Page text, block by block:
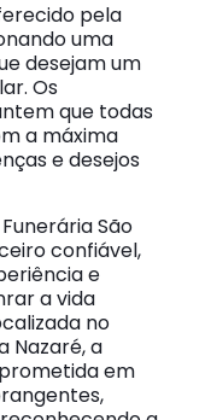
pela
uma
desejam um
Os
que todas
a máxima
e desejos
São
confiável,
e
a vida
no
Nazaré, a
em